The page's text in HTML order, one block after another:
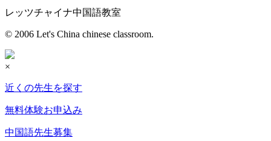
レッツチャイナ中国語教室
© 2006 Let's China chinese classroom.
×
近くの先生を探す
無料体験お申込み
中国語先生募集